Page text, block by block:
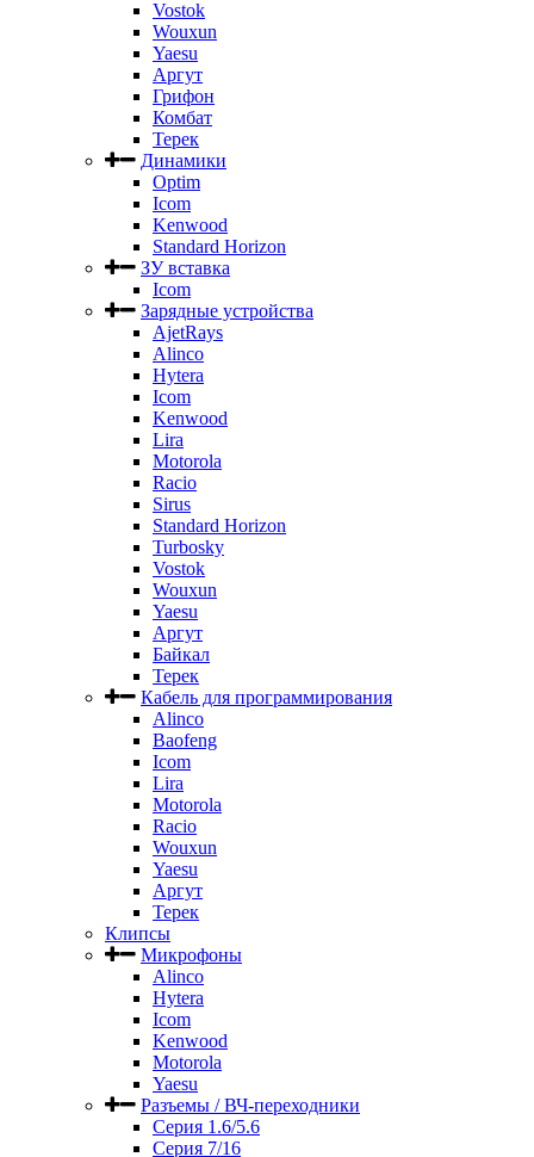
Vostok
Wouxun
Yaesu
Аргут
Грифон
Комбат
Терек
Динамики
Optim
Icom
Kenwood
Standard Horizon
ЗУ вставка
Icom
Зарядные устройства
AjetRays
Alinco
Hytera
Icom
Kenwood
Lira
Motorola
Racio
Sirus
Standard Horizon
Turbosky
Vostok
Wouxun
Yaesu
Аргут
Байкал
Терек
Кабель для программирования
Alinco
Baofeng
Icom
Lira
Motorola
Racio
Wouxun
Yaesu
Аргут
Терек
Клипсы
Микрофоны
Alinco
Hytera
Icom
Kenwood
Motorola
Yaesu
Разъемы / ВЧ-переходники
Серия 1.6/5.6
Серия 7/16